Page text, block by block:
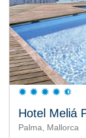
Hotel Meliá
Palma, Mallorca